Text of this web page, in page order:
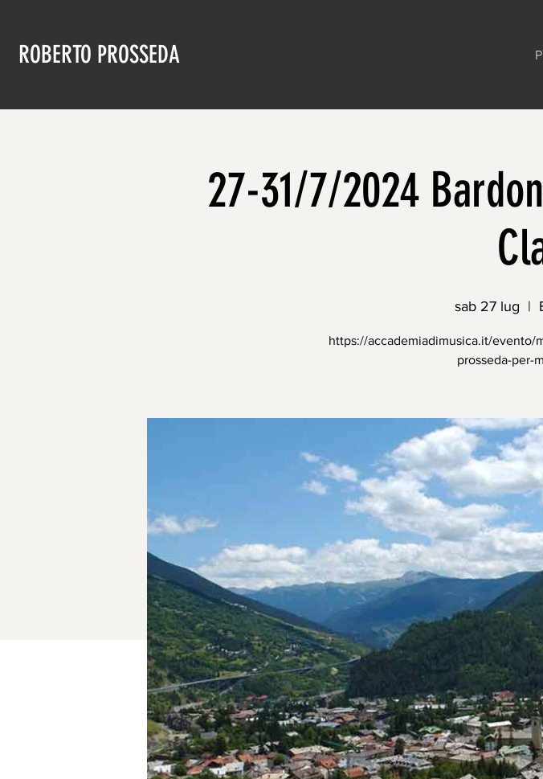
ROBERTO PROSSEDA
27-31/7/2024
sab 27 lug
  |
https://accademiadimusica.it/evento/
prosseda-per-